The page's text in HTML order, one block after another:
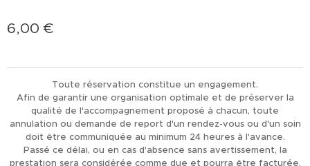
6,00 €
Toute réservation constitue un engagement.
Afin de garantir une organisation optimale et de préserver la
qualité de l'accompagnement proposé à chacun, toute
annulation ou demande de report d'un rendez-vous ou d'un soin
doit être communiquée au minimum 24 heures à l'avance.
Passé ce délai, ou en cas d'absence sans avertissement, la
prestation sera considérée comme due et pourra être facturée.